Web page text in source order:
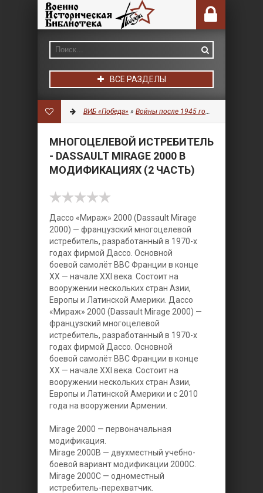
ВСЕ РАЗДЕЛЫ
ВИБ «Победа» » Войны после 1945 года
МНОГОЦЕЛЕВОЙ ИСТРЕБИТЕЛЬ
- DASSAULT MIRAGE 2000 В
МОДИФИКАЦИЯХ (2 ЧАСТЬ)
Дассо «Мираж» 2000 (Dassault Mirage
2000) — французский многоцелевой
истребитель, разработанный в 1970-х
годах фирмой Дассо. Основной
боевой самолёт ВВС Франции в конце
XX — начале XXI века. Состоит на
вооружении нескольких стран Азии,
Европы и Латинской Америки. Дассо
«Мираж» 2000 (Dassault Mirage 2000) —
французский многоцелевой
истребитель, разработанный в 1970-х
годах фирмой Дассо. Основной
боевой самолёт ВВС Франции в конце
XX — начале XXI века. Состоит на
вооружении нескольких стран Азии,
Европы и Латинской Америки и с 2010
года на вооружении Армении.
Mirage 2000 — первоначальная
модификация.
Mirage 2000В — двухместный учебно-
боевой вариант модификации 2000С.
Mirage 2000С — одноместный
истребитель-перехватчик.